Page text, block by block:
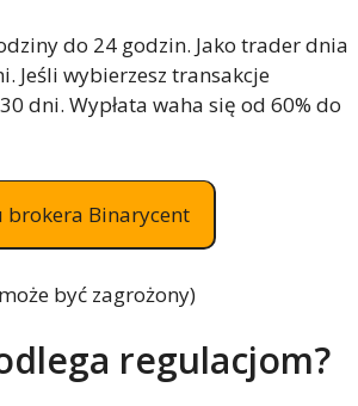
do 24 godzin. Jako trader dnia
Jeśli wybierzesz transakcje
dni. Wypłata waha się od 60% do
brokera Binarycent
być zagrożony)
regulacjom?